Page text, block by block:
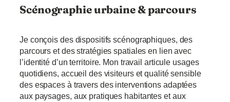
Scénographie urbaine & parcours
Je conçois des dispositifs scénographiques, des
parcours et des stratégies spatiales en lien avec
l’identité d’un territoire. Mon travail articule usages
quotidiens, accueil des visiteurs et qualité sensible
des espaces à travers des interventions adaptées
aux paysages, aux pratiques habitantes et aux